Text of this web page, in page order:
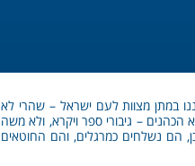
במתן מצוות לעם ישראל – שהרי לא
– גיבורי ספר ויקרא, ולא משה
הם נשלחים כמרגלים, והם החוטאים